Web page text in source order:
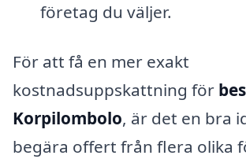
företag du väljer.
För att få en mer exakt
kostnadsuppskattning för
Korpilombolo, är det en bra
begära offert från flera olika